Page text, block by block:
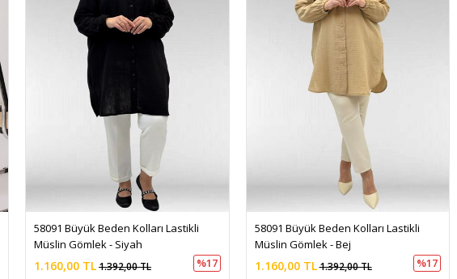
58091 Büyük Beden Kolları Lastikli
Müslin Gömlek - Siyah
1.160,00 TL1.392,00 TL %17
58091 Büyük Beden Kolları Lastikli
Müslin Gömlek - Bej
1.160,00 TL1.392,00 TL %17